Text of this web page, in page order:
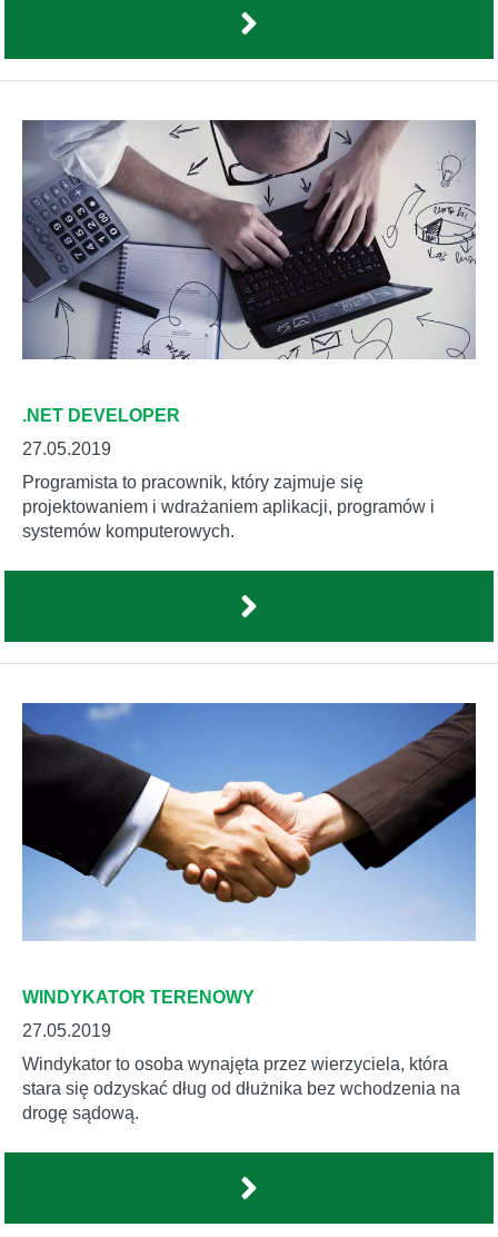
.NET DEVELOPER
27.05.2019
Programista to pracownik, który zajmuje się
projektowaniem i wdrażaniem aplikacji, programów i
systemów komputerowych.
WINDYKATOR TERENOWY
27.05.2019
Windykator to osoba wynajęta przez wierzyciela, która
stara się odzyskać dług od dłużnika bez wchodzenia na
drogę sądową.